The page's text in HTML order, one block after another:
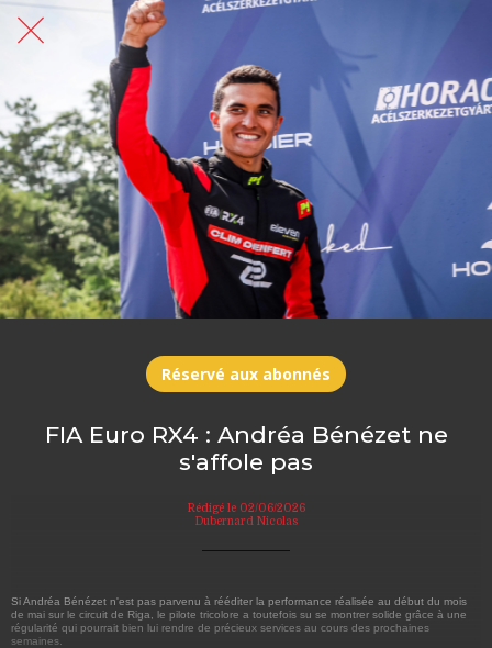
Réservé aux abonnés
FIA Euro RX4 : Andréa Bénézet ne
s'affole pas
Rédigé le 02/06/2026
Dubernard Nicolas
Si Andréa Bénézet n'est pas parvenu à rééditer la performance réalisée au début du mois
de mai sur le circuit de Riga, le pilote tricolore a toutefois su se montrer solide grâce à une
régularité qui pourrait bien lui rendre de précieux services au cours des prochaines
semaines.